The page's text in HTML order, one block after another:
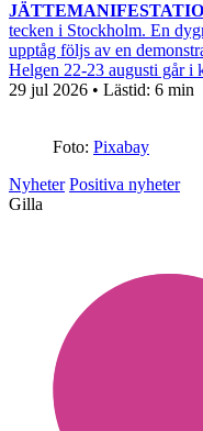
tecken i Stockholm. En
upptåg följs av en
Helgen 22-23 augusti går i
29 jul 2026 • Lästid: 6 min
Foto: Pixabay
Nyheter Positiva nyheter
Gilla